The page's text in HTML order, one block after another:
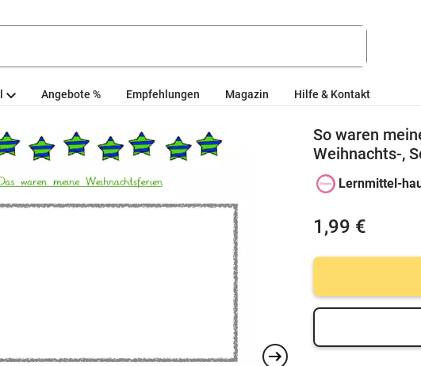
Angebote % Empfehlungen Magazin Hilfe & Kontakt
So waren
Weihnachts-,
Lernmittel-
1,99 €